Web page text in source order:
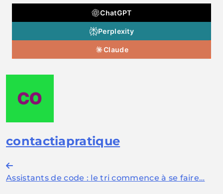
ChatGPT
Perplexity
Claude
contactiapratique
Navigation
de
Assistants de code : le tri commence à se faire…